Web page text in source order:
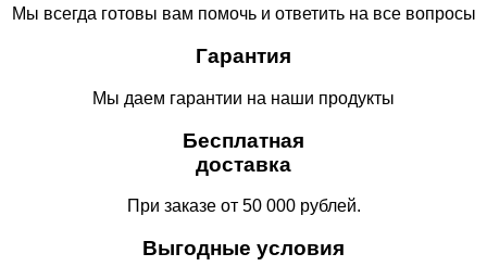
Мы всегда готовы вам помочь и ответить на все вопросы
Гарантия
Мы даем гарантии на наши продукты
Бесплатная
доставка
При заказе от 50 000 рублей.
Выгодные условия